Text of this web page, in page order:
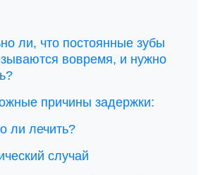
ли, что постоянные зубы
вовремя, и нужно
причины задержки:
ли лечить?
случай